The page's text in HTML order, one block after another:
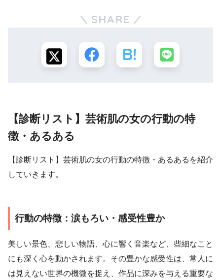
SHARE
【診断リスト】芸術肌の女の行動の特
徴・あるある
【診断リスト】芸術肌の女の行動の特徴・あるあるを紹介
していきます。
行動の特徴：涙もろい・感受性豊か
美しい景色、悲しい物語、心に響く音楽など、些細なこと
にも深く心を動かされます。その豊かな感受性は、常人に
は見えない世界の機微を捉え、作品に深みを与える重要な